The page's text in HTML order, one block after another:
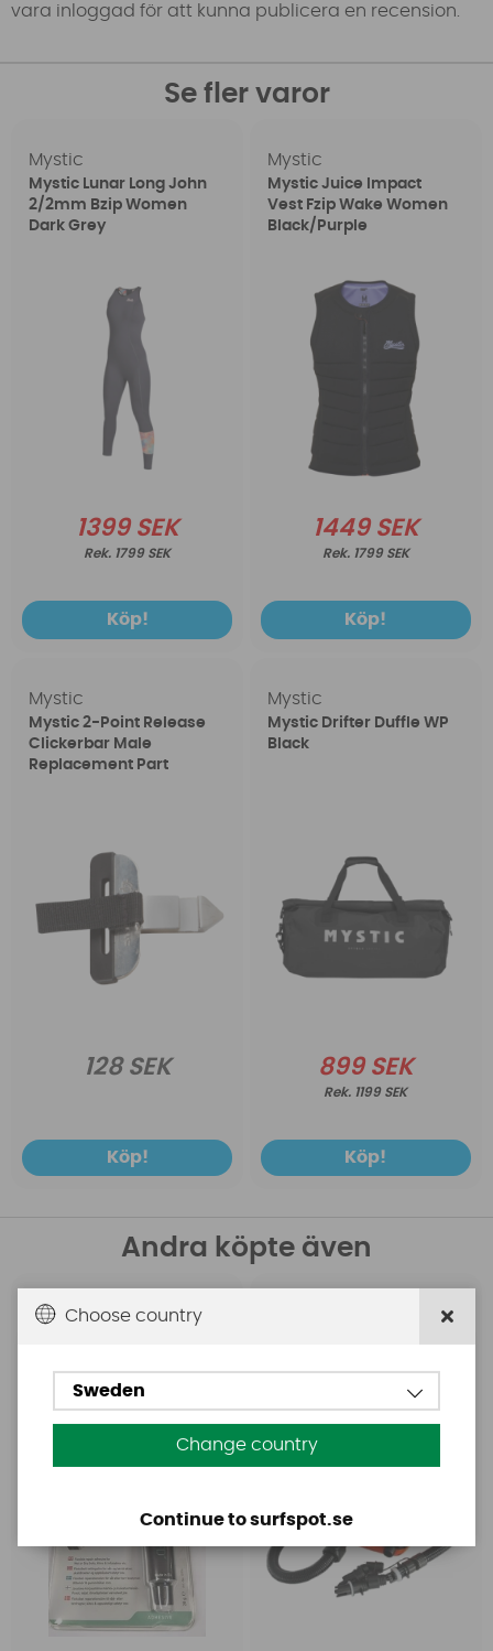
vara inloggad för att kunna publicera en recension.
Se fler varor
Mystic
Mystic Lunar Long John
2/2mm Bzip Women
Dark Grey
1399 SEK
1799 SEK
Köp!
Mystic
Mystic Juice Impact
Vest Fzip Wake Women
Black/Purple
1449 SEK
1799 SEK
Köp!
Mystic
Mystic 2-Point Release
Clickerbar Male
Replacement Part
128 SEK
Köp!
Mystic
Mystic Drifter Duffle WP
Black
899 SEK
1199 SEK
Köp!
Andra köpte även
Aquasure
Choose country
Sweden
Change country
Continue to surfspot.se